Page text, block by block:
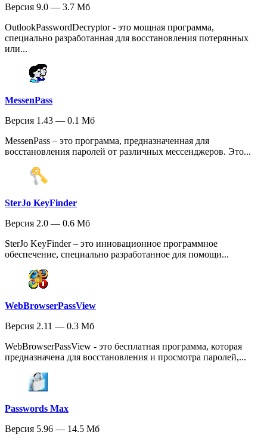
Версия 9.0 — 3.7 Мб
OutlookPasswordDecryptor - это мощная программа,
специально разработанная для восстановления потерянных
или...
MessenPass
Версия 1.43 — 0.1 Мб
MessenPass – это программа, предназначенная для
восстановления паролей от различных мессенджеров. Это...
SterJo KeyFinder
Версия 2.0 — 0.6 Мб
SterJo KeyFinder – это инновационное программное
обеспечение, специально разработанное для помощи...
WebBrowserPassView
Версия 2.11 — 0.3 Мб
WebBrowserPassView - это бесплатная программа, которая
предназначена для восстановления и просмотра паролей,...
Passwords Max
Версия 5.96 — 14.5 Мб